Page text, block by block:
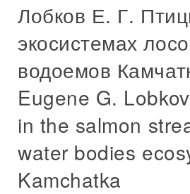
Лобков Е. Г.
экосистемах
водоемов
Eugene G.
in the salmon
water bodies
Kamchatka